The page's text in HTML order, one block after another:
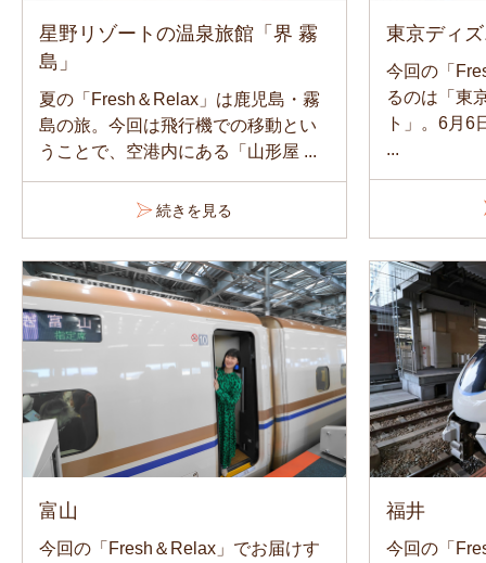
星野リゾートの温泉旅館「界 霧
島」
夏の「Fresh＆Relax」は鹿児島・霧
島の旅。今回は飛行機での移動とい
うことで、空港内にある「山形屋 ...
続きを見る
東京ディ
今回の「
るのは「東
ト」。6月6
...
富山
今回の「Fresh＆Relax」でお届けす
福井
今回の「